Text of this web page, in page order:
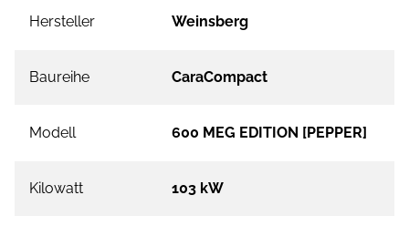
Hersteller Weinsberg
Baureihe CaraCompact
Modell 600 MEG EDITION [PEPPER]
Kilowatt 103 kW